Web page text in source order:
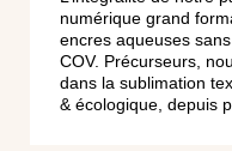
numérique grand
encres aqueuses
COV. Précurseurs,
dans la sublimation
& écologique, depuis